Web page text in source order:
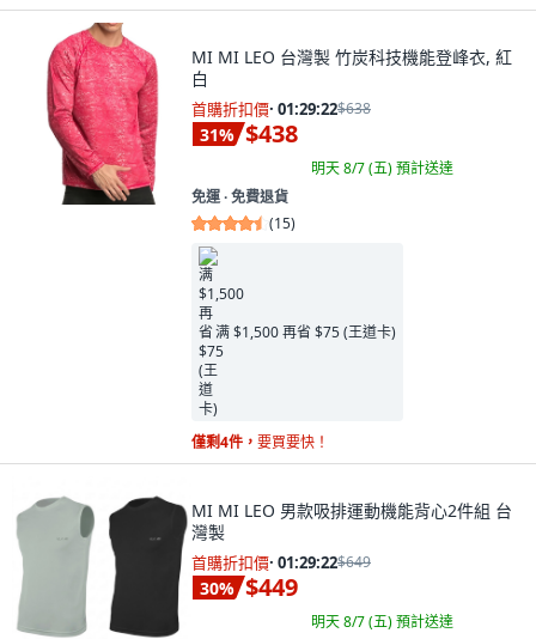
MI MI LEO 台灣製 竹炭科技機能登峰衣, 紅
白
首購折扣價· 01:29:21$638
31% $438
明天 8/7 (五)預計送達
免運 ∙ 免費退貨
(15)
满 $1,500 再省 $75 (王道卡)
僅剩4件， 要買要快！
MI MI LEO 男款吸排運動機能背心2件組 台
灣製
首購折扣價· 01:29:21$649
30% $449
明天 8/7 (五)預計送達